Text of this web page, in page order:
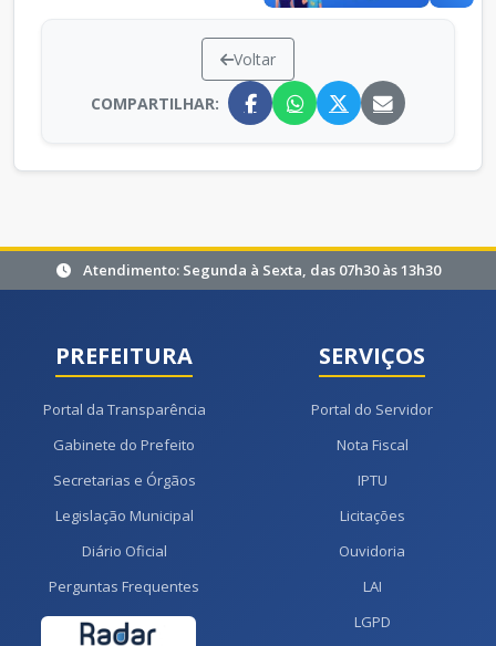
Voltar
COMPARTILHAR:
Atendimento: Segunda à Sexta, das 07h30 às 13h30
PREFEITURA
Portal da Transparência
Gabinete do Prefeito
Secretarias e Órgãos
Legislação Municipal
Diário Oficial
Perguntas Frequentes
SERVIÇOS
Portal do Servidor
Nota Fiscal
IPTU
Licitações
Ouvidoria
LAI
LGPD